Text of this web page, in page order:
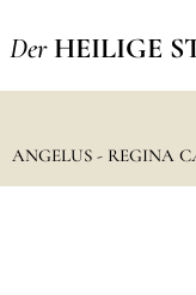
Der HEILIGE
ANGELUS - REGINA